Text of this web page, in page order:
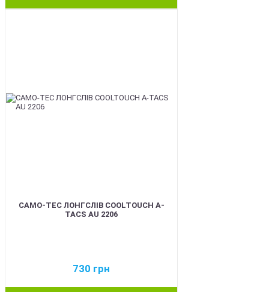
CAMO-TEC ЛОНГСЛІВ COOLTOUCH A-
TACS AU 2206
730 грн